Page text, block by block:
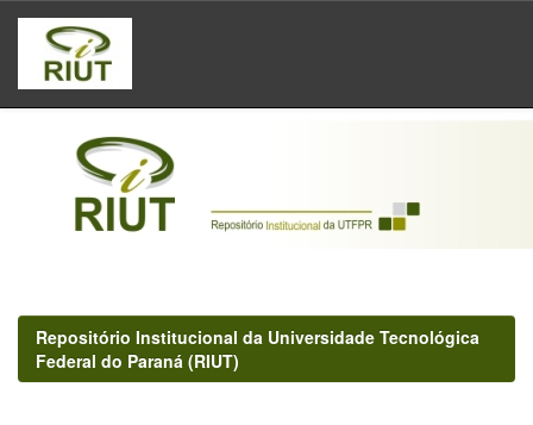
Skip
navigation
Repositório Institucional da Universidade Tecnológica
Federal do Paraná (RIUT)